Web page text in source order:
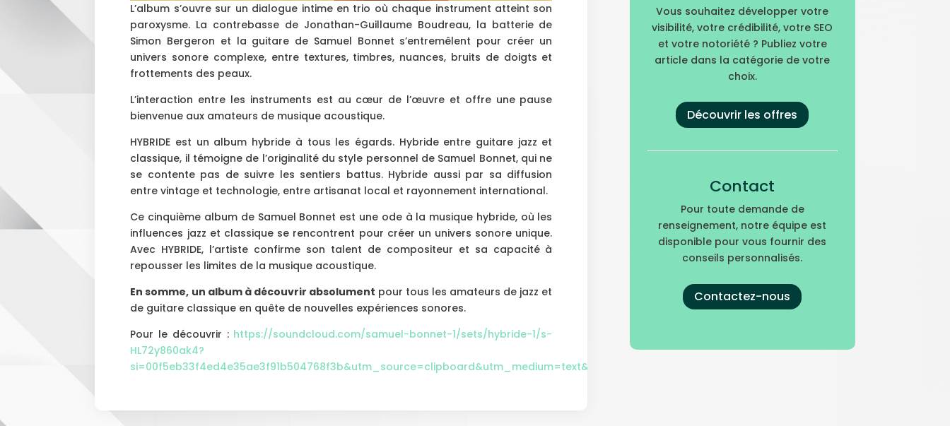
L’album s’ouvre sur un dialogue intime en trio où chaque instrument atteint son
paroxysme. La contrebasse de Jonathan-Guillaume Boudreau, la batterie de
Simon Bergeron et la guitare de Samuel Bonnet s’entremêlent pour créer un
univers sonore complexe, entre textures, timbres, nuances, bruits de doigts et
frottements des peaux.
L’interaction entre les instruments est au cœur de l’œuvre et offre une pause
bienvenue aux amateurs de musique acoustique.
HYBRIDE est un album hybride à tous les égards. Hybride entre guitare jazz et
classique, il témoigne de l’originalité du style personnel de Samuel Bonnet, qui ne
se contente pas de suivre les sentiers battus. Hybride aussi par sa diffusion
entre vintage et technologie, entre artisanat local et rayonnement international.
Ce cinquième album de Samuel Bonnet est une ode à la musique hybride, où les
influences jazz et classique se rencontrent pour créer un univers sonore unique.
Avec HYBRIDE, l’artiste confirme son talent de compositeur et sa capacité à
repousser les limites de la musique acoustique.
En somme, un album à découvrir absolument pour tous les amateurs de jazz et
de guitare classique en quête de nouvelles expériences sonores.
Pour le découvrir : https://soundcloud.com/samuel-bonnet-1/sets/hybride-1/s-
HL72y860ak4?
si=00f5eb33f4ed4e35ae3f91b504768f3b&utm_source=clipboard&utm_medium=text&utm_campaign=social_sharing
Vous souhaitez développer votre
visibilité, votre crédibilité, votre SEO
et votre notoriété ? Publiez votre
article dans la catégorie de votre
choix.
Découvrir les offres
Contact
Pour toute demande de
renseignement, notre équipe est
disponible pour vous fournir des
conseils personnalisés.
Contactez-nous